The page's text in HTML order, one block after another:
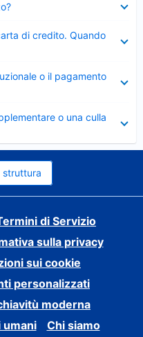
di credito. Quando
o il pagamento
o una culla
struttura
di Servizio
sulla privacy
sui cookie
personalizzati
moderna
umani
Chi siamo